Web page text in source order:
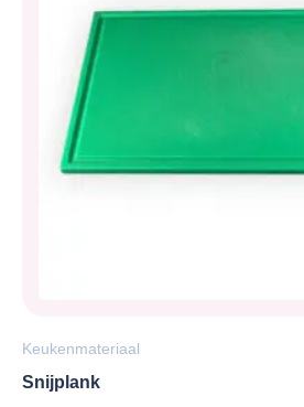
Keukenmateriaal
Snijplank